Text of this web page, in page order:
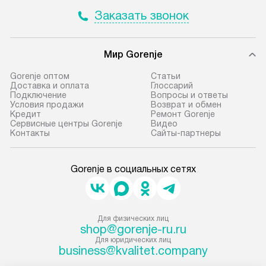
прибор до подъезда. Если
требуется переместить прибор
до двери квартиры или до места
установки, пожалуйста,
предварительно согласуйте это
с менеджером. За данную услугу
взимается дополнительная плата.
они не позволяют пронести чего
через дверной проем,
службы не могут демонтировать
дверцы, ручки или другие
выступающие элементы, так как
или на заранее
место с
а затем
к
и краткая
Заказать звонок
Мир Gorenje
Gorenje оптом
Доставка и оплата
Подключение
Условия продажи
Кредит
Сервисные центры Gorenje
Контакты
Cтатьи
Глоссарий
Вопросы и ответы
Возврат и обмен
Ремонт Gorenje
Видео
Сайты-партнеры
Gorenje в социальных сетях
Для физических лиц
shop@gorenje-ru.ru
Для юридических лиц
business@kvalitet.company